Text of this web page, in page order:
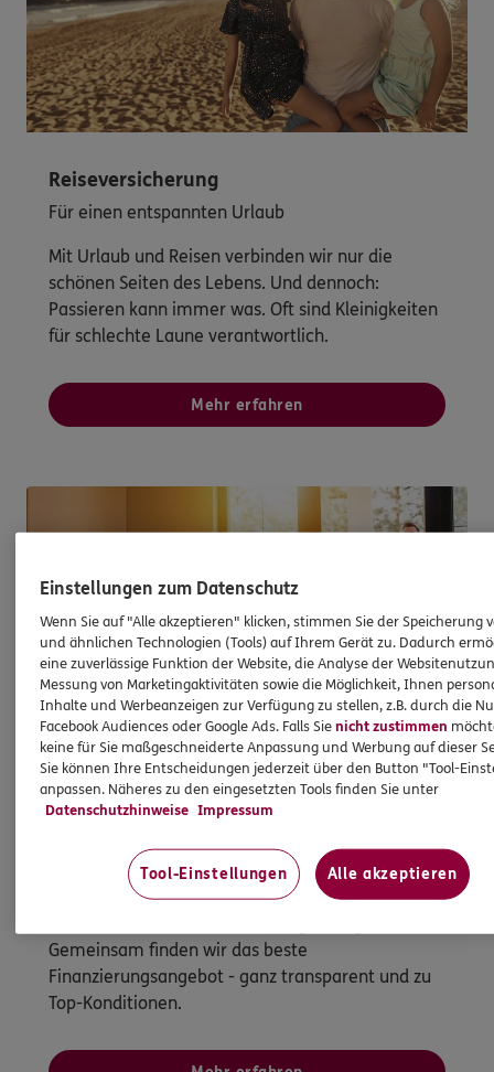
Reiseversicherung
Für einen entspannten Urlaub
Mit Urlaub und Reisen verbinden wir nur die
schönen Seiten des Lebens. Und dennoch:
Passieren kann immer was. Oft sind Kleinigkeiten
für schlechte Laune verantwortlich.
Mehr erfahren
Immobilienfinanzierung
Ganz egal, ob Sie kaufen, bauen oder
modernisieren möchten - bei uns sind Sie mit
Gemeinsam finden wir das beste
Finanzierungsangebot - ganz transparent und zu
Top-Konditionen.
Einstellungen zum Datenschutz
Wenn Sie auf "Alle akzeptieren" klicken, stimmen Sie der Speicherung
und ähnlichen Technologien (Tools) auf Ihrem Gerät zu. Dadurch
eine zuverlässige Funktion der Website, die Analyse der
Messung von Marketingaktivitäten sowie die Möglichkeit, Ihnen
Inhalte und Werbeanzeigen zur Verfügung zu stellen, z.B. durch die
Facebook Audiences oder Google Ads. Falls Sienicht zustimmen
keine für Sie maßgeschneiderte Anpassung und Werbung auf dieser
Sie können Ihre Entscheidungen jederzeit über den Button "Tool-
anpassen. Näheres zu den eingesetzten Tools finden Sie unter
Datenschutzhinweise Impressum
Tool-Einstellungen Alle akzeptieren